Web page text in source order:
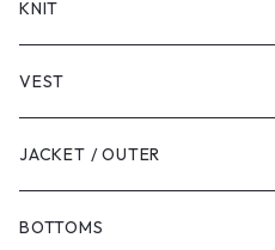
LONG SLEEVE
KNIT
VEST
JACKET / OUTER
BOTTOMS